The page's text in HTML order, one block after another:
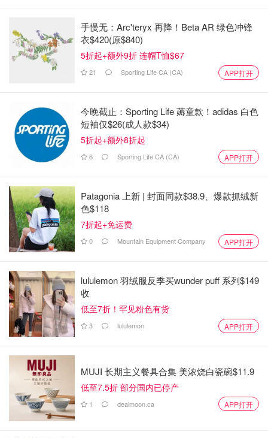
手慢无：Arc'teryx 再降！Beta AR 绿色冲锋
衣$420(原$840)
5折起+额外9折 连帽T恤$67
21 Sporting Life CA (CA) APP打开
今晚截止：Sporting Life 薅童款！adidas 白色
短袖仅$26(成人款$34)
5折起+额外8折起
6 Sporting Life CA (CA) APP打开
Patagonia 上新 | 封面同款$38.9、爆款抓绒新
色$118
7折起+免运费
0 Mountain Equipment Company APP打开
lululemon 羽绒服反季买wunder puff 系列$149
收
低至7折！罕见粉色有货
3 lululemon APP打开
MUJI 长期主义餐具合集 美浓烧白瓷碗$11.9
低至7.5折 部分国内已停产
1 dealmoon.ca APP打开